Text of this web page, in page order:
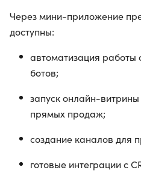
Через мини-приложение
доступны:
автоматизация работы
ботов;
запуск онлайн-
прямых продаж;
создание каналов для
готовые интеграции с